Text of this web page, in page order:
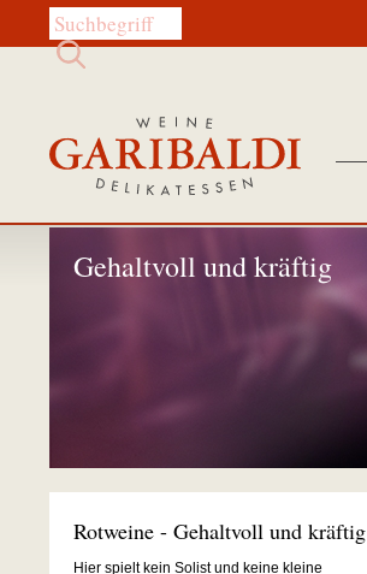
Diese Website durchsuchen:
Gehaltvoll und kräftig
Rotweine - Gehaltvoll und kräftig
Hier spielt kein Solist und keine kleine